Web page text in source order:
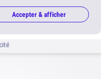
Accepter & afficher